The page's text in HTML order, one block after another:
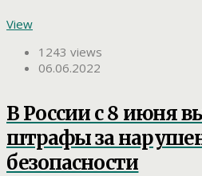
View
1243 views
06.06.2022
В России с 8 июня
штрафы за
безопасности